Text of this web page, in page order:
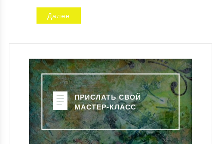
Далее
ПРИСЛАТЬ СВОЙ
МАСТЕР-КЛАСС